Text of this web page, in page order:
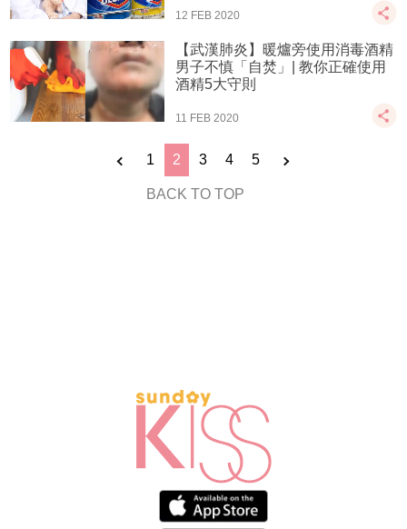
12 FEB 2020
【武漢肺炎】暖爐旁使用消毒酒精
男子不慎「自焚」| 教你正確使用
酒精5大守則
11 FEB 2020
1 2 3 4 5
BACK TO TOP